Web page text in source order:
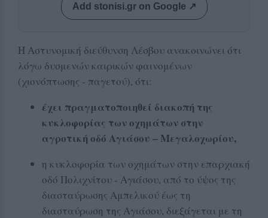
Add stonisi.gr on Google ↗
H Αστυνομική διεύθυνση Λέσβου ανακοινώνει ότι
λόγω δυσμενών καιρικών φαινομένων
(χιονόπτωσης - παγετού), ότι:
έχει πραγματοποιηθεί διακοπή της
κυκλοφορίας των οχημάτων στην
αγροτική οδό Αγιάσου – Μεγαλοχωρίου,
η κυκλοφορία των οχημάτων στην επαρχιακή
οδό Πολιχνίτου - Αγιάσου, από το ύψος της
διασταύρωσης Αμπελικού έως τη
διασταύρωση της Αγιάσου, διεξάγεται με τη